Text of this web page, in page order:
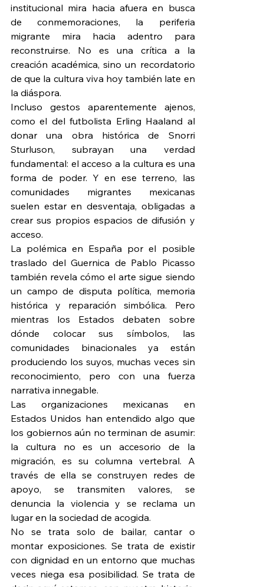
institucional mira hacia afuera en busca
de conmemoraciones, la periferia
migrante mira hacia adentro para
reconstruirse. No es una crítica a la
creación académica, sino un recordatorio
de que la cultura viva hoy también late en
la diáspora.
Incluso gestos aparentemente ajenos,
como el del futbolista Erling Haaland al
donar una obra histórica de Snorri
Sturluson, subrayan una verdad
fundamental: el acceso a la cultura es una
forma de poder. Y en ese terreno, las
comunidades migrantes mexicanas
suelen estar en desventaja, obligadas a
crear sus propios espacios de difusión y
acceso.
La polémica en España por el posible
traslado del Guernica de Pablo Picasso
también revela cómo el arte sigue siendo
un campo de disputa política, memoria
histórica y reparación simbólica. Pero
mientras los Estados debaten sobre
dónde colocar sus símbolos, las
comunidades binacionales ya están
produciendo los suyos, muchas veces sin
reconocimiento, pero con una fuerza
narrativa innegable.
Las organizaciones mexicanas en
Estados Unidos han entendido algo que
los gobiernos aún no terminan de asumir:
la cultura no es un accesorio de la
migración, es su columna vertebral. A
través de ella se construyen redes de
apoyo, se transmiten valores, se
denuncia la violencia y se reclama un
lugar en la sociedad de acogida.
No se trata solo de bailar, cantar o
montar exposiciones. Se trata de existir
con dignidad en un entorno que muchas
veces niega esa posibilidad. Se trata de